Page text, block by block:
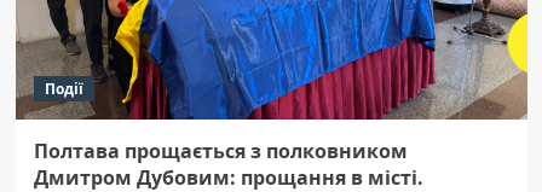
Події
Полтава прощається з полковником
Дмитром Дубовим: прощання в місті.